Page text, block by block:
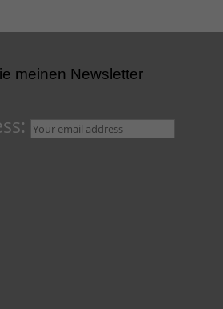
meinen Newsletter